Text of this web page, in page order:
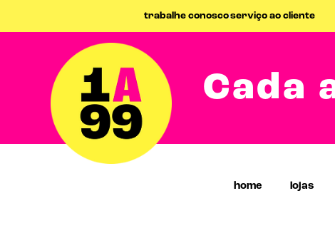
trabalhe conoscoserviço ao cliente
Cada
home lojas